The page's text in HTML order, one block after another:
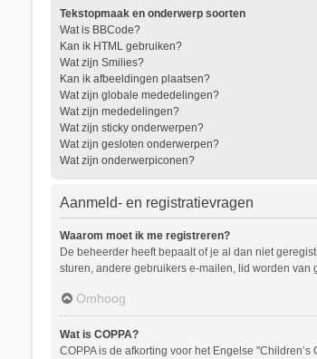
Tekstopmaak en onderwerp soorten
Wat is BBCode?
Kan ik HTML gebruiken?
Wat zijn Smilies?
Kan ik afbeeldingen plaatsen?
Wat zijn globale mededelingen?
Wat zijn mededelingen?
Wat zijn sticky onderwerpen?
Wat zijn gesloten onderwerpen?
Wat zijn onderwerpiconen?
Aanmeld- en registratievragen
Waarom moet ik me registreren?
De beheerder heeft bepaalt of je al dan niet
sturen, andere gebruikers e-mailen, lid worden
Omhoog
Wat is COPPA?
COPPA is de afkorting voor het Engelse